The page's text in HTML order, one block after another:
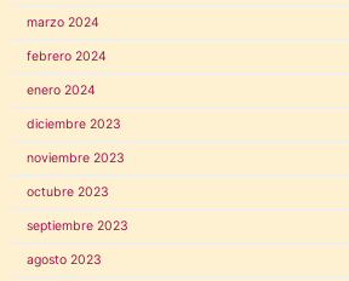
marzo 2024
febrero 2024
enero 2024
diciembre 2023
noviembre 2023
octubre 2023
septiembre 2023
agosto 2023